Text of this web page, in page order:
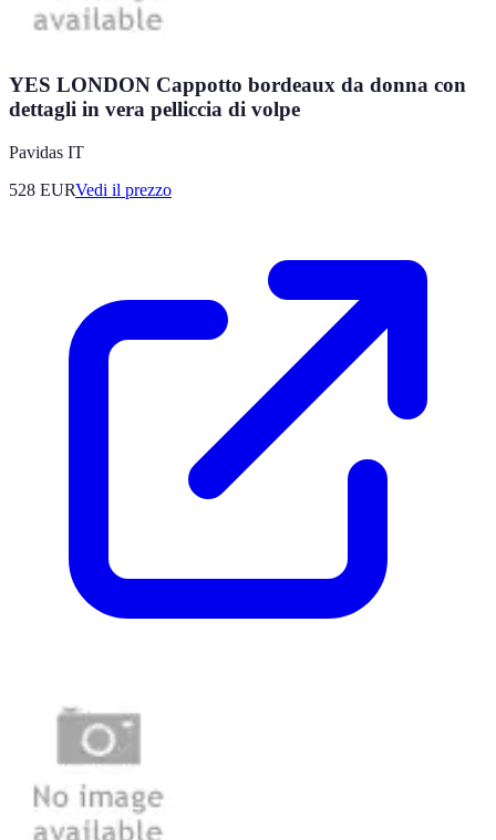
YES LONDON Cappotto bordeaux da donna con
dettagli in vera pelliccia di volpe
Pavidas IT
528 EURVedi il prezzo